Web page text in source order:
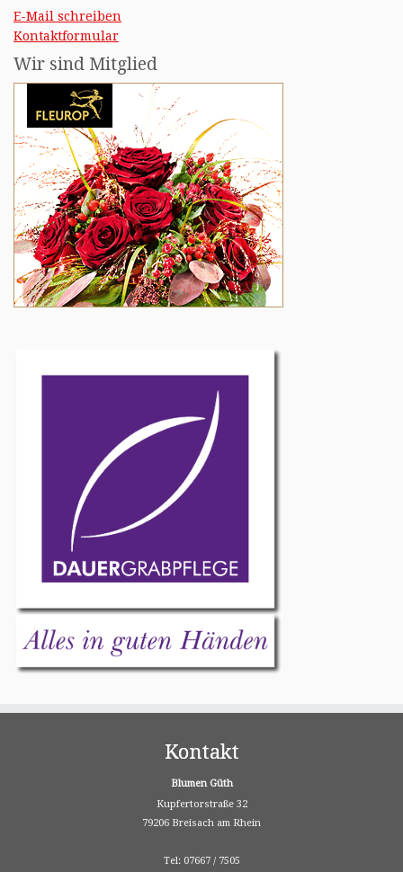
E-Mail schreiben
Kontaktformular
Wir sind Mitglied
Kontakt
Blumen Güth
Kupfertorstraße 32
79206 Breisach am Rhein
Tel: 07667 / 7505